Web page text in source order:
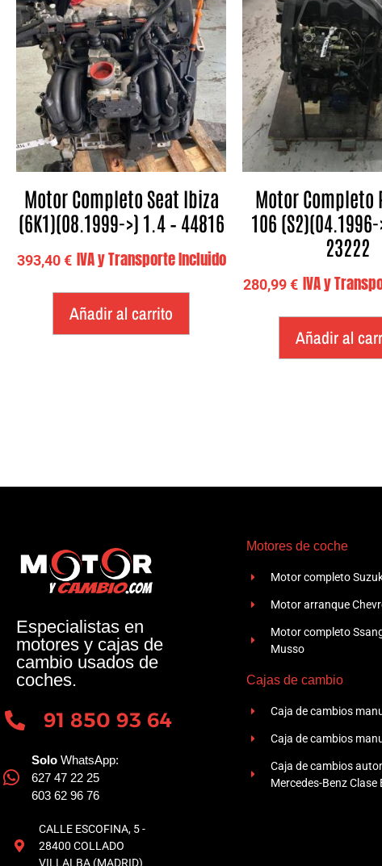
Motor Completo Seat Ibiza
(6K1)(08.1999->) 1.4 – 44816
393,40€ IVA y Transporte Incluido
Añadir al carrito
Motor Completo
106 (S2)(04.1996-
23222
280,99€ IVA y
Añadir al
Especialistas en
motores y cajas de
cambio usados de
coches.
91 850 93 64
Solo WhatsApp:
627 47 22 25
603 62 96 76
CALLE ESCOFINA, 5 -
28400 COLLADO
VILLALBA (MADRID)
Motores de coche
Motor completo
Motor arranque
Motor completo
Musso
Cajas de cambio
Caja de cambios
Caja de cambios
Caja de cambios
Mercedes-Benz Clase